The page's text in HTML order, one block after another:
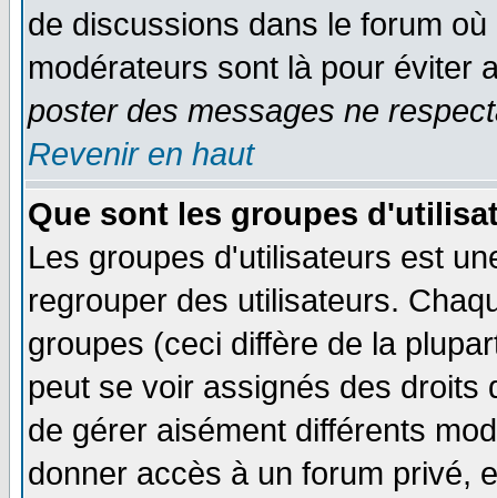
de discussions dans le forum
modérateurs sont là pour éviter
poster des messages ne
Revenir en haut
Que sont les groupes
Les groupes d'utilisateurs est
regrouper des utilisateurs.
groupes (ceci diffère de la
peut se voir assignés des
de gérer aisément différents
donner accès à un forum privé,